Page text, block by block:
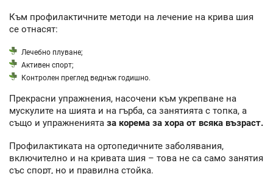
Към профилактичните методи на лечение на крива шия
се отнасят:
Лечебно плуване;
Активен спорт;
Контролен преглед веднъж годишно.
Прекрасни упражнения, насочени към укрепване на
мускулите на шията и на гърба, са занятията с топка, а
също и упражненията за корема за хора от всяка възраст.
Профилактиката на ортопедичните заболявания,
включително и на кривата шия – това не са само занятия
със спорт, но и правилна стойка.